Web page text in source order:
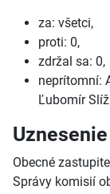
za: všetci,
proti: 0,
zdržal sa: 0,
neprítomní:
Ľubomír
Obecné
Správy komisií